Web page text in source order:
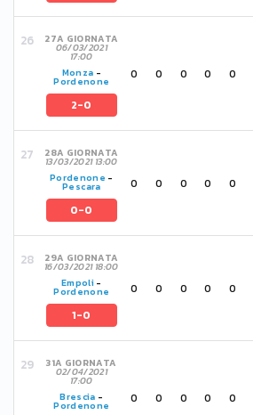
27A GIORNATA
06/03/2021
17:00
Monza -
Pordenone
2-0
0 0 0 0 0
28A GIORNATA
13/03/2021 13:00
Pordenone -
Pescara
0-0
0 0 0 0 0
29A GIORNATA
16/03/2021 18:00
Empoli -
Pordenone
1-0
0 0 0 0 0
31A GIORNATA
02/04/2021
17:00
Brescia -
Pordenone 0 0 0 0 0